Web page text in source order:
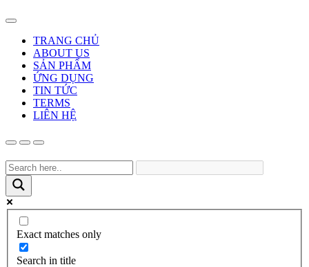
TRANG CHỦ
ABOUT US
SẢN PHẨM
ỨNG DỤNG
TIN TỨC
TERMS
LIÊN HỆ
Exact matches only
Search in title